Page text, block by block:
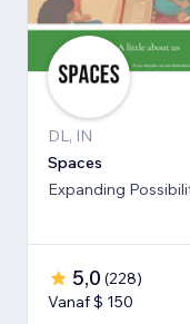
DL, IN
Spaces
Expanding
5,0 (228)
Vanaf $ 150